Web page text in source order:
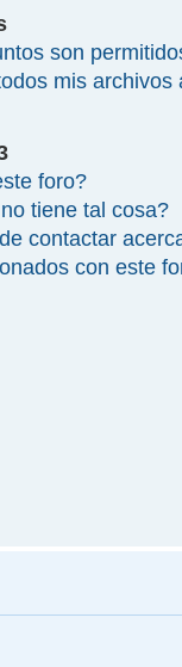
son
mis archivos
foro?
tiene tal cosa?
contactar
con este